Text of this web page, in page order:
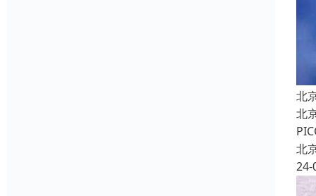
北
北
北
24-